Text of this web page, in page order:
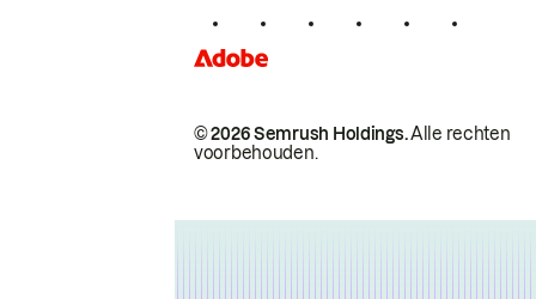
© 2026 Semrush Holdings.Alle rechten
voorbehouden.